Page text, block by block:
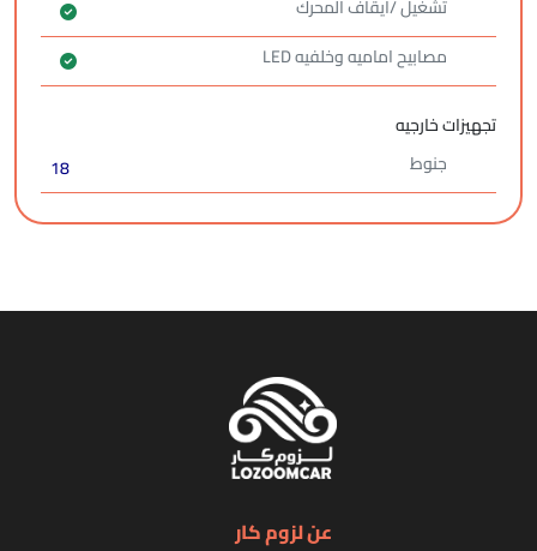
تشغيل /ايقاف المحرك
مصابيح اماميه وخلفيه LED
تجهيزات خارجيه
جنوط
18
عن لزوم كار